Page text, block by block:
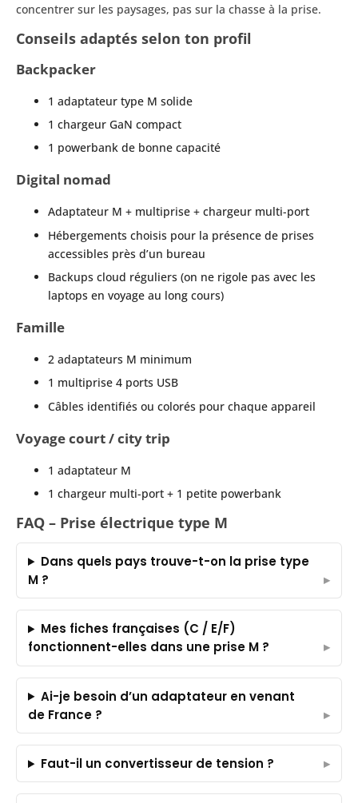
concentrer sur les paysages, pas sur la chasse à la prise.
Conseils adaptés selon ton profil
Backpacker
1 adaptateur type M solide
1 chargeur GaN compact
1 powerbank de bonne capacité
Digital nomad
Adaptateur M + multiprise + chargeur multi-port
Hébergements choisis pour la présence de prises
accessibles près d’un bureau
Backups cloud réguliers (on ne rigole pas avec les
laptops en voyage au long cours)
Famille
2 adaptateurs M minimum
1 multiprise 4 ports USB
Câbles identifiés ou colorés pour chaque appareil
Voyage court / city trip
1 adaptateur M
1 chargeur multi-port + 1 petite powerbank
FAQ – Prise électrique type M
Dans quels pays trouve-t-on la prise type
M ?
Mes fiches françaises (C / E/F)
fonctionnent-elles dans une prise M ?
Ai-je besoin d’un adaptateur en venant
de France ?
Faut-il un convertisseur de tension ?